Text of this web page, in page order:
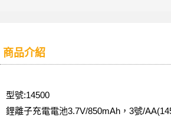
商品介紹
型號:14500
鋰離子充電電池3.7V/850mAh，3號/